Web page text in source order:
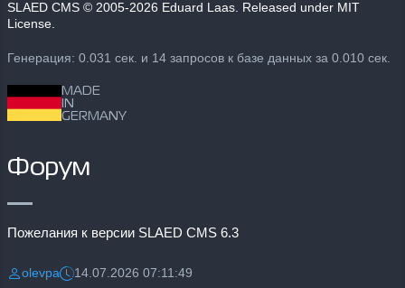
SLAED CMS © 2005-2026 Eduard Laas. Released under MIT
License.
Генерация: 0.031 сек. и 14 запросов к базе данных за 0.010 сек.
MADE
IN
GERMANY
Форум
Пожелания к версии SLAED CMS 6.3
Разместил:
olevpaДата:14.07.2026 07:11:49